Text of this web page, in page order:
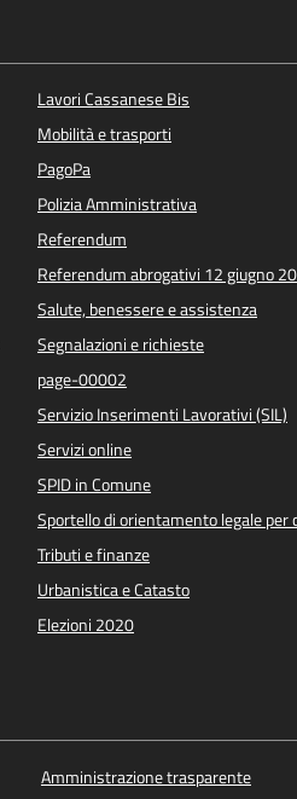
Lavori Cassanese Bis
Mobilità e trasporti
PagoPa
Polizia Amministrativa
Referendum
Referendum abrogativi 12 giugno
Salute, benessere e assistenza
Segnalazioni e richieste
page-00002
Servizio Inserimenti Lavorativi (SIL)
Servizi online
SPID in Comune
Sportello di orientamento legale per
Tributi e finanze
Urbanistica e Catasto
Elezioni 2020
Amministrazione trasparente